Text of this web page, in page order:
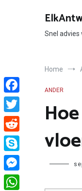
Snel advies
Home
ANDER
Author
Facebook
Twitter
Reddit
Skype
Messenger